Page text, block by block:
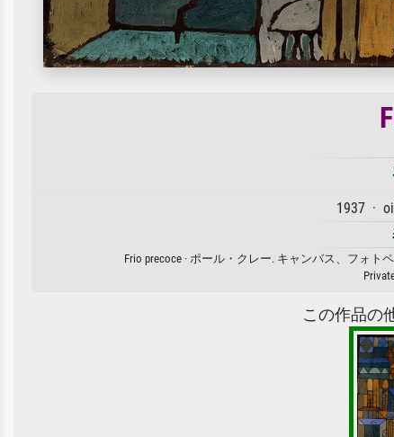
1937 ·
Frio precoce · ポール・クレー. キャンバス、フォ
この作品の